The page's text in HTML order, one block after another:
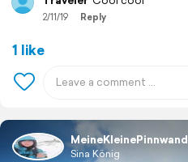
2/11/19 Reply
1 like
MeineKleinePinnwand
Sina König